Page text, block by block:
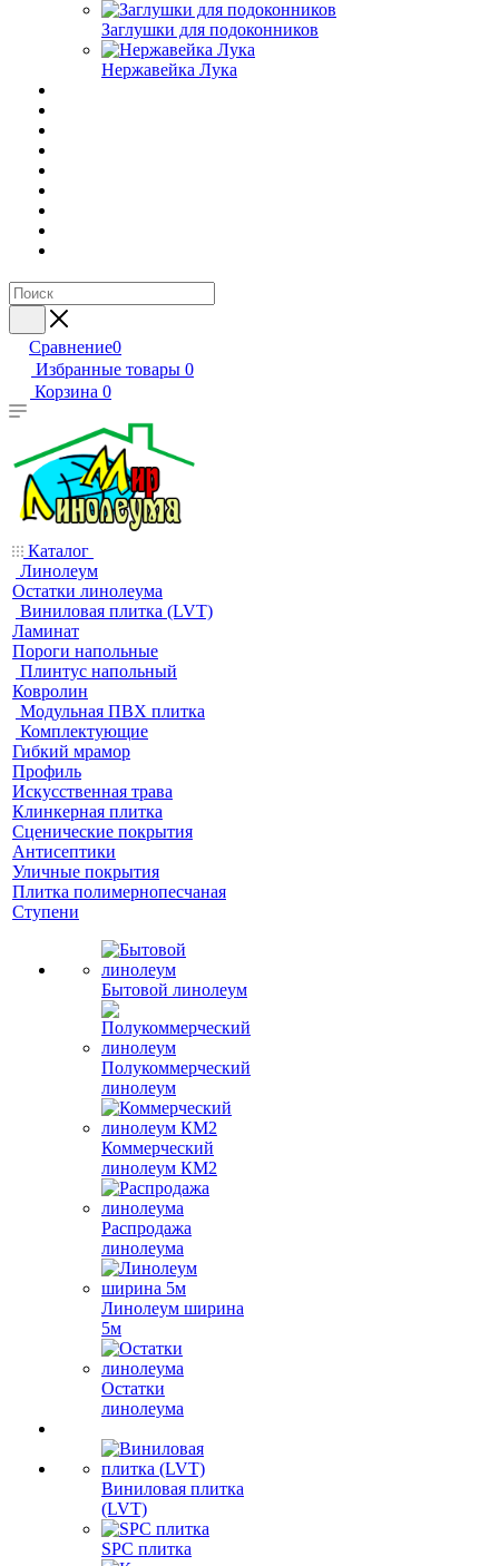
Заглушки для подоконников
Нержавейка Лука
Сравнение0
Избранные товары 0
Корзина 0
Каталог
Линолеум
Остатки линолеума
Виниловая плитка (LVT)
Ламинат
Пороги напольные
Плинтус напольный
Ковролин
Модульная ПВХ плитка
Комплектующие
Гибкий мрамор
Профиль
Искусственная трава
Клинкерная плитка
Сценические покрытия
Антисептики
Уличные покрытия
Плитка полимернопесчаная
Ступени
Бытовой линолеум
Полукоммерческий
линолеум
Коммерческий
линолеум КМ2
Распродажа
линолеума
Линолеум ширина
5м
Остатки
линолеума
Виниловая плитка
(LVT)
SPC плитка